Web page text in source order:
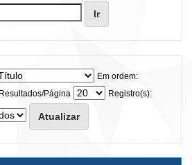
Em ordem:
Resultados/Página
Registro(s):